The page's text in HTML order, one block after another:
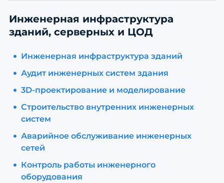
Инженерная инфраструктура
зданий, серверных и ЦОД
Инженерная инфраструктура зданий
Аудит инженерных систем здания
3D-проектирование и моделирование
Строительство внутренних инженерных
систем
Аварийное обслуживание инженерных
сетей
Контроль работы инженерного
оборудования